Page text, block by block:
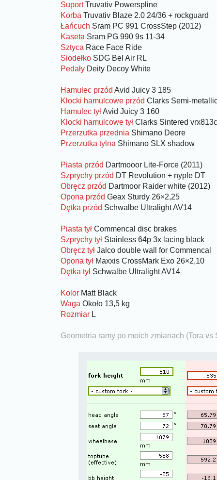
SuportTruvativ Powerspline
Korba Truvativ Blaze 2.0 24/36 + rockguard
Łańcuch Sram PC 991 CrossStep (2012)
Kaseta Sram PG 990 9s 11-34
Sztyca Race Face Ride
Siodełko SDG Bel Air RL
Pedały Deity Decoy White
Hamulec przód Avid Juicy 3 185
Klocki hamulcowe przód Clarks Semi-
Hamulec tyłAvid Juicy 3 160
Klocki hamulcowe tył Clarks Sintered vrx813c
Przerzutka przednia Shimano Deore
Przerzutka tylna Shimano SLX shadow
Piasta przód Dartmooor Lite-Force (2011)
Szprychy przód DT Revolution + nyple DT
Obręcz przód Dartmoor Raider white (2012)
Opona przód Geax Sturdy 26×2,25
Dętka przód Schwalbe Ultralight AV14
Piasta tył Commencal disc brakes
Szprychy tył Stainless 64p 3x lacing black
Obręcz tył Jalco double wall for Commencal
Opona tył Maxxis CrossMark Exo 26×2,10
Dętka tył Schwalbe Ultralight AV14
Kolor Matt Black
Waga Około 13,5 kg
Rozmiar L
Geometria ramy po moich zmianach (Tora vs